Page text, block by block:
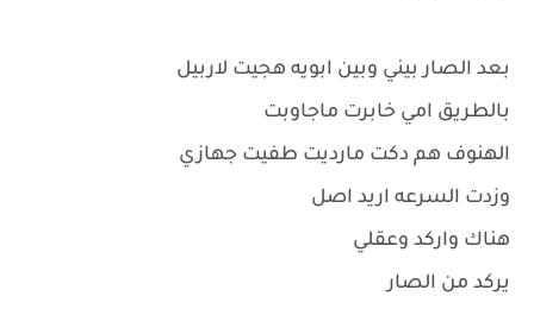
بعد الصار بيني وبين ابويه هجيت لاربيل
بالطريق امي خابرت ماجاوبت
الهنوف هم دكت مارديت طفيت جهازي
وزدت السرعه اريد اصل
هناك واركد وعقلي
يركد من الصار